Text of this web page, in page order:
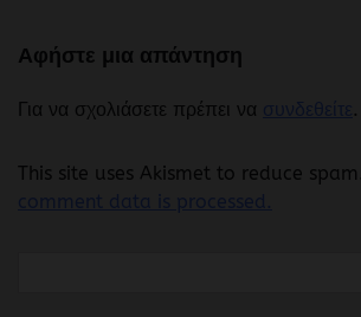
Αφήστε μια απάντηση
Για να σχολιάσετε πρέπει να .
This site uses Akismet to reduce spam.